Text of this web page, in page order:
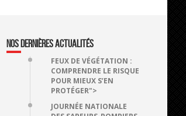
NOS DERNIÈRES ACTUALITÉS
FEUX DE VÉGÉTATION :
COMPRENDRE LE RISQUE
POUR MIEUX S’EN
PROTÉGER">
JOURNÉE NATIONALE